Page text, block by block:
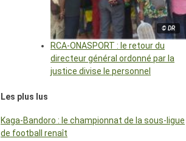
© DR
RCA-ONASPORT : le retour du
directeur général ordonné par la
justice divise le personnel
Les plus lus
Kaga-Bandoro : le championnat de la sous-ligue
de football renaît